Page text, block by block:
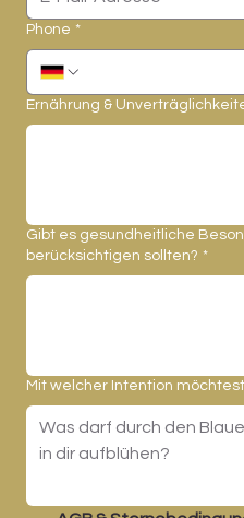
Phone *
Ernährung &
Gibt es gesundheitliche
berücksichtigen sollten? *
Mit welcher Intention